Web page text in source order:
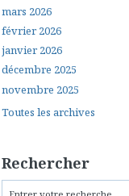
mars 2026
février 2026
janvier 2026
décembre 2025
novembre 2025
Toutes les archives
Rechercher